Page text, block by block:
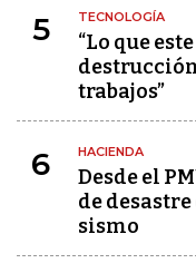
5 TECNOLOGÍA
“Lo que
trabajos”
6 HACIENDA
Desde el
de
sismo